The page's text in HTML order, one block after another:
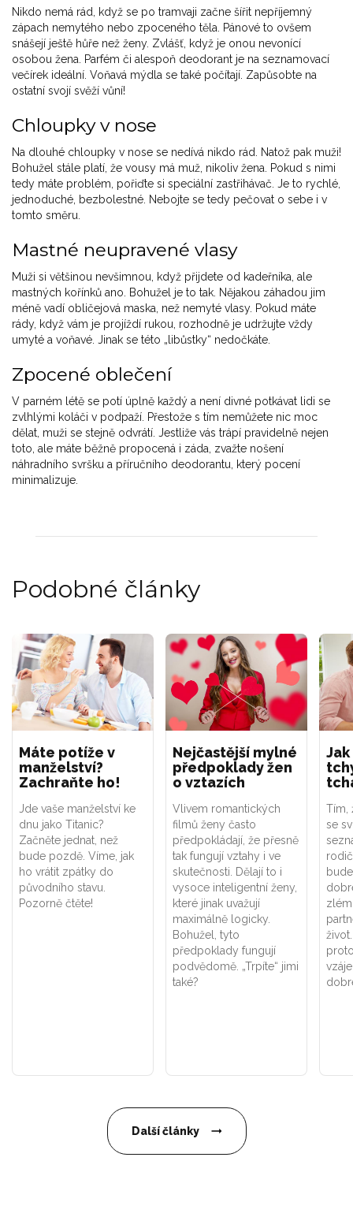
Nikdo nemá rád, když se po tramvaji začne šířit nepříjemný
zápach nemytého nebo zpoceného těla. Pánové to ovšem
snášejí ještě hůře než ženy. Zvlášť, když je onou nevonící
osobou žena. Parfém či alespoň deodorant je na seznamovací
večírek ideální. Voňavá mýdla se také počítají. Zapůsobte na
ostatní svojí svěží vůní!
Chloupky v nose
Na dlouhé chloupky v nose se nedívá nikdo rád. Natož pak muži!
Bohužel stále platí, že vousy má muž, nikoliv žena. Pokud s nimi
tedy máte problém, pořiďte si speciální zastřihávač. Je to rychlé,
jednoduché, bezbolestné. Nebojte se tedy pečovat o sebe i v
tomto směru.
Mastné neupravené vlasy
Muži si většinou nevšimnou, když přijdete od kadeřníka, ale
mastných kořínků ano. Bohužel je to tak. Nějakou záhadou jim
méně vadí obličejová maska, než nemyté vlasy. Pokud máte
rády, když vám je projíždí rukou, rozhodně je udržujte vždy
umyté a voňavé. Jinak se této „libůstky“ nedočkáte.
Zpocené oblečení
V parném létě se potí úplně každý a není divné potkávat lidi se
zvlhlými koláči v podpaží. Přestože s tím nemůžete nic moc
dělat, muži se stejně odvrátí. Jestliže vás trápí pravidelně nejen
toto, ale máte běžně propocená i záda, zvažte nošení
náhradního svršku a příručního deodorantu, který pocení
minimalizuje.
Podobné články
Máte potíže v
manželství?
Zachraňte ho!
Jde vaše manželství ke
dnu jako Titanic?
Začněte jednat, než
bude pozdě. Víme, jak
ho vrátit zpátky do
původního stavu.
Pozorně čtěte!
Nejčastější mylné
předpoklady žen
o vztazích
Vlivem romantických
filmů ženy často
předpokládají, že přesně
tak fungují vztahy i ve
skutečnosti. Dělají to i
vysoce inteligentní ženy,
které jinak uvažují
maximálně logicky.
Bohužel, tyto
předpoklady fungují
podvědomě. „Trpíte“ jimi
také?
Tím,
se
Další články